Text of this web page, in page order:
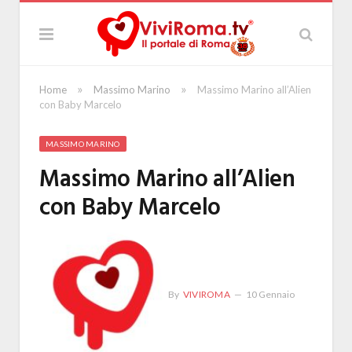
Home » Massimo Marino »
Massimo Marino all’Alien
con Baby Marcelo
MASSIMO MARINO
Massimo Marino all’Alien
con Baby Marcelo
By VIVIROMA 10 Gennaio